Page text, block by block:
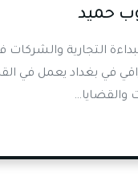
حميد
التجارية والشركات
في بغداد يعمل في
والقضايا…